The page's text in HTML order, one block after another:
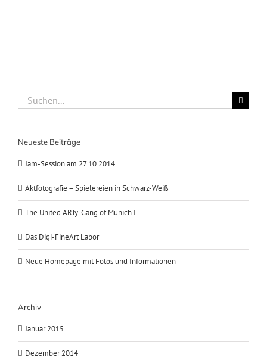
Suche
nach:
Neueste Beiträge
Jam-Session am 27.10.2014
Aktfotografie – Spielereien in Schwarz-Weiß
The United ARTy-Gang of Munich I
Das Digi-FineArt Labor
Neue Homepage mit Fotos und Informationen
Archiv
Januar 2015
Dezember 2014